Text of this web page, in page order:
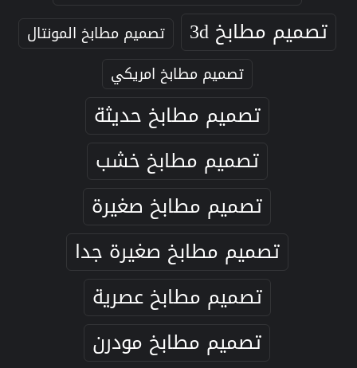
تصميم مطابخ 3d
تصميم مطابخ المونتال
تصميم مطابخ امريكي
تصميم مطابخ حديثة
تصميم مطابخ خشب
تصميم مطابخ صغيرة
تصميم مطابخ صغيرة جدا
تصميم مطابخ عصرية
تصميم مطابخ مودرن